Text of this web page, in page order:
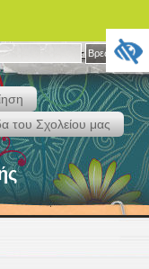
Βρες το »
του Σχολείου μας